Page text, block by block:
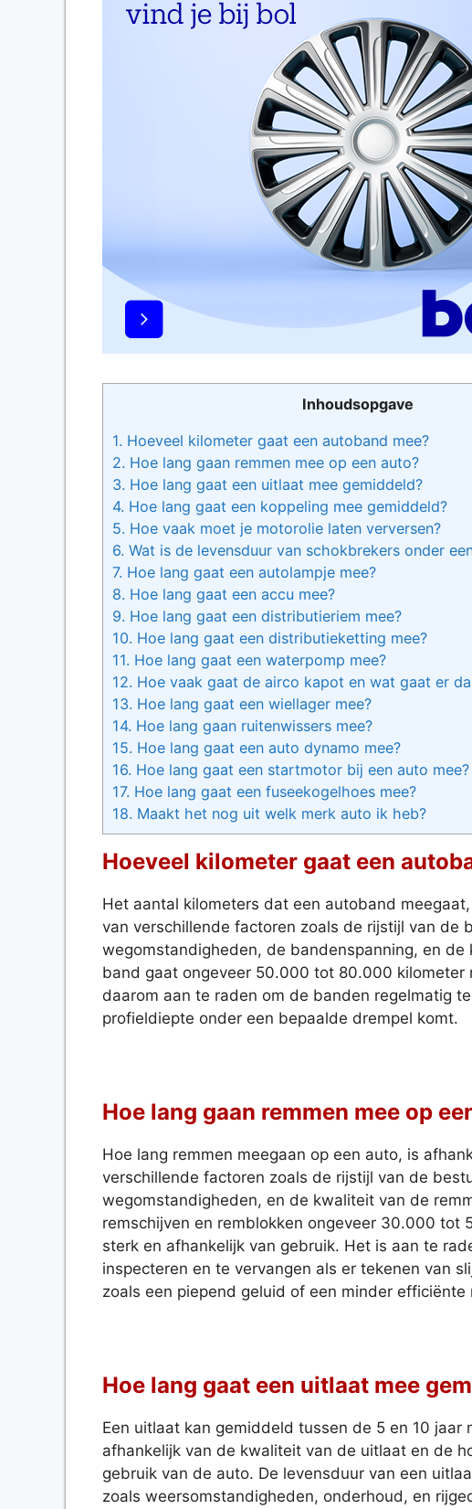
Inhoudsopgave
1. Hoeveel kilometer gaat een autoband mee?
2. Hoe lang gaan remmen mee op een auto?
3. Hoe lang gaat een uitlaat mee gemiddeld?
4. Hoe lang gaat een koppeling mee gemiddeld?
5. Hoe vaak moet je motorolie laten verversen?
6. Wat is de levensduur van schokbrekers onder
7. Hoe lang gaat een autolampje mee?
8. Hoe lang gaat een accu mee?
9. Hoe lang gaat een distributieriem mee?
10. Hoe lang gaat een distributieketting mee?
11. Hoe lang gaat een waterpomp mee?
12. Hoe vaak gaat de airco kapot en wat gaat er
13. Hoe lang gaat een wiellager mee?
14. Hoe lang gaan ruitenwissers mee?
15. Hoe lang gaat een auto dynamo mee?
16. Hoe lang gaat een startmotor bij een auto mee?
17. Hoe lang gaat een fuseekogelhoes mee?
18. Maakt het nog uit welk merk auto ik heb?
Hoeveel kilometer gaat een
Het aantal kilometers dat een autoband
van verschillende factoren zoals de rijstijl van de
wegomstandigheden, de bandenspanning, en
band gaat ongeveer 50.000 tot 80.000 kilometer
daarom aan te raden om de banden regelmatig
profieldiepte onder een bepaalde drempel komt.
Hoe lang gaan remmen mee op
Hoe lang remmen meegaan op een auto, is
verschillende factoren zoals de rijstijl van de
wegomstandigheden, en de kwaliteit van de
remschijven en remblokken ongeveer 30.000 tot
sterk en afhankelijk van gebruik. Het is aan te
inspecteren en te vervangen als er tekenen van
zoals een piepend geluid of een minder efficiënte
Hoe lang gaat een uitlaat mee
Een uitlaat kan gemiddeld tussen de 5 en 10 jaar
afhankelijk van de kwaliteit van de uitlaat en de
gebruik van de auto. De levensduur van een
zoals weersomstandigheden, onderhoud, en